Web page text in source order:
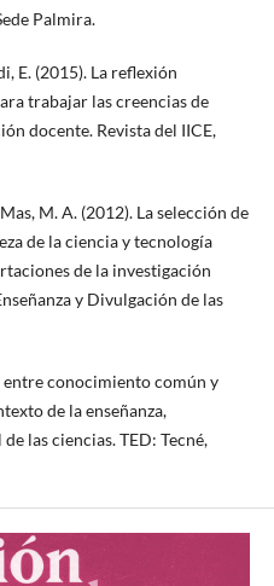
Palmira.
E. (2015). La reflexión
trabajar las creencias de
docente. Revista del IICE,
M. A. (2012). La selección de
de la ciencia y tecnología
de la investigación
y Divulgación de las
entre conocimiento común y
de la enseñanza,
las ciencias. TED: Tecné,